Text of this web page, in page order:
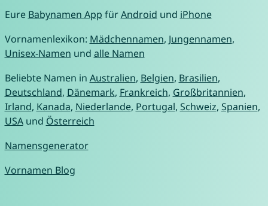
Eure Babynamen App fürAndroid und iPhone
Vornamenlexikon: Mädchennamen, Jungennamen,
Unisex-Namen und alle Namen
Beliebte Namen in Australien, Belgien, Brasilien,
Deutschland, Dänemark, Frankreich, Großbritannien,
Irland, Kanada, Niederlande, Portugal, Schweiz, Spanien,
USAund Österreich
Namensgenerator
Vornamen Blog